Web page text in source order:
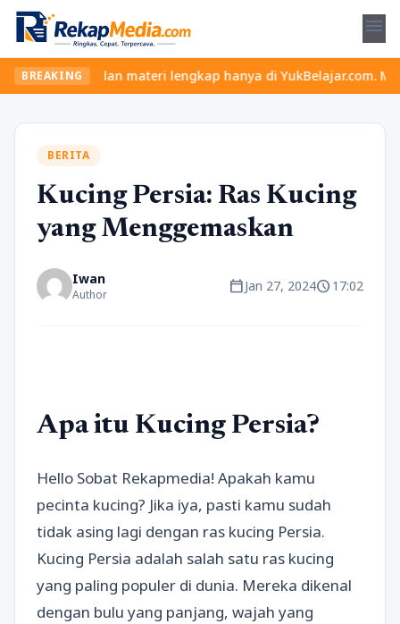
menu
BREAKING
seru dan materi lengkap hanya di YukBelajar.com. Mulai
BERITA
Kucing Persia: Ras Kucing
yang Menggemaskan
Iwan
Author calendar_todayJan 27, 2024schedule17:02
Apa itu Kucing Persia?
Hello Sobat Rekapmedia! Apakah kamu
pecinta kucing? Jika iya, pasti kamu sudah
tidak asing lagi dengan ras kucing Persia.
Kucing Persia adalah salah satu ras kucing
yang paling populer di dunia. Mereka dikenal
dengan bulu yang panjang, wajah yang